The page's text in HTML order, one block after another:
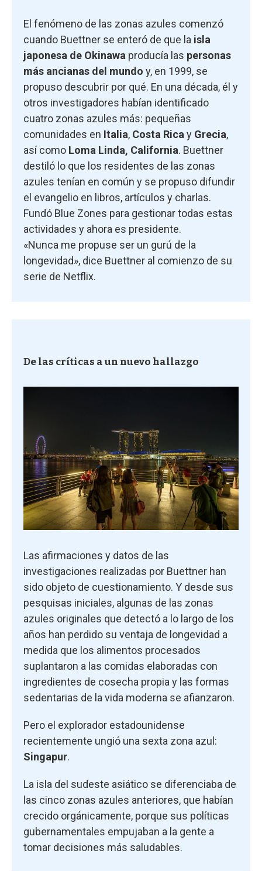
El fenómeno de las zonas azules comenzó
cuando Buettner se enteró de que la isla
japonesa de Okinawa producía las personas
más ancianas del mundo y, en 1999, se
propuso descubrir por qué. En una década, él y
otros investigadores habían identificado
cuatro zonas azules más: pequeñas
comunidades en Italia, Costa Rica y Grecia,
así como Loma Linda, California. Buettner
destiló lo que los residentes de las zonas
azules tenían en común y se propuso difundir
el evangelio en libros, artículos y charlas.
Fundó Blue Zones para gestionar todas estas
actividades y ahora es presidente.
«Nunca me propuse ser un gurú de la
longevidad», dice Buettner al comienzo de su
serie de Netflix.
De las críticas a un nuevo hallazgo
Las afirmaciones y datos de las
investigaciones realizadas por Buettner han
sido objeto de cuestionamiento. Y desde sus
pesquisas iniciales, algunas de las zonas
azules originales que detectó a lo largo de los
años han perdido su ventaja de longevidad a
medida que los alimentos procesados
suplantaron a las comidas elaboradas con
ingredientes de cosecha propia y las formas
sedentarias de la vida moderna se afianzaron.
Pero el explorador estadounidense
recientemente ungió una sexta zona azul:
Singapur.
La isla del sudeste asiático se diferenciaba de
las cinco zonas azules anteriores, que habían
crecido orgánicamente, porque sus políticas
gubernamentales empujaban a la gente a
tomar decisiones más saludables.